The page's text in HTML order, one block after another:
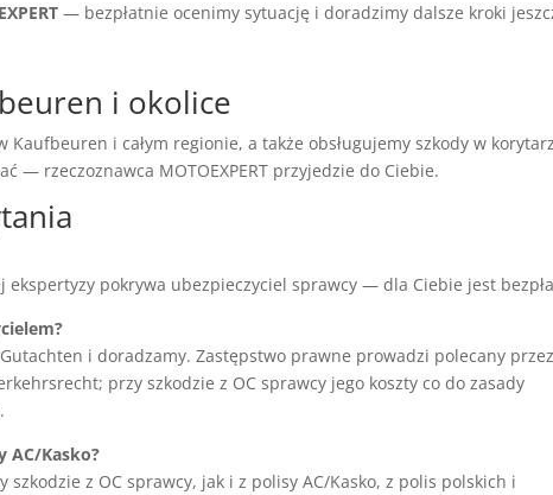
— bezpłatnie ocenimy sytuację i doradzimy dalsze kroki
i okolice
i całym regionie, a także obsługujemy szkody w
— rzeczoznawca MOTOEXPERT przyjedzie do Ciebie.
ekspertyzy pokrywa ubezpieczyciel sprawcy — dla Ciebie jest
i doradzamy. Zastępstwo prawne prowadzi polecany
przy szkodzie z OC sprawcy jego koszty co do zasady
AC/Kasko?
z OC sprawcy, jak i z polisy AC/Kasko, z polis polskich i